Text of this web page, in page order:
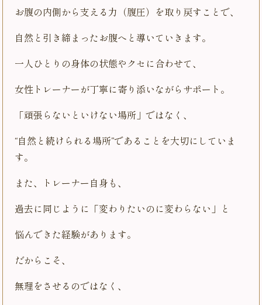
お腹の内側から支える力（腹圧）を取り戻すことで、
自然と引き締まったお腹へと導いていきます。
一人ひとりの身体の状態やクセに合わせて、
女性トレーナーが丁寧に寄り添いながらサポート。
「頑張らないといけない場所」ではなく、
“自然と続けられる場所”であることを大切にしていま
す。
また、トレーナー自身も、
過去に同じように「変わりたいのに変わらない」と
悩んできた経験があります。
だからこそ、
無理をさせるのではなく、